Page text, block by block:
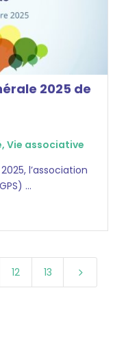
2025 de
, Vie associative
l’association
...
12 13 5